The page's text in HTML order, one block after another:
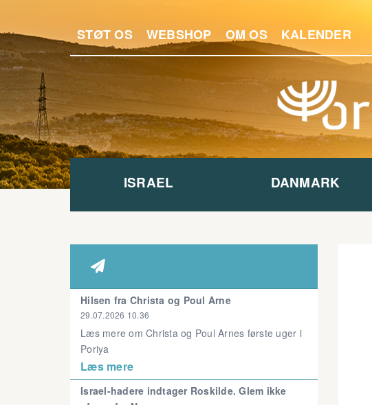
STØT OS WEBSHOP OM OS KALENDER
ISRAEL DANMARK

Hilsen fra Christa og Poul Arne
29.07.2026 10.36
Læs mere om Christa og Poul Arnes første uger i
Poriya
Læs mere
Israel-hadere indtager Roskilde. Glem ikke